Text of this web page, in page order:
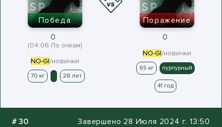
Победа
0
(04:06 По очкам)
NO-GI/новички
70 кг . 28 лет
Поражение
0
NO-GI/новички
65 кг пурпурный
41 год
# 30 Завершено 28 Июля 2024 г. 13:50